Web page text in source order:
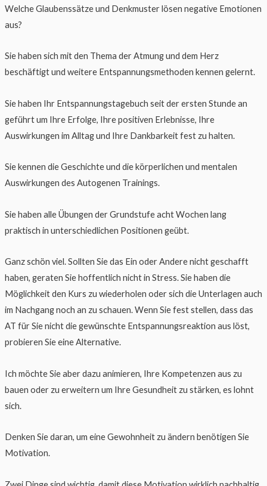
Welche Glaubenssätze und Denkmuster lösen negative Emotionen
aus?
Sie haben sich mit den Thema der Atmung und dem Herz
beschäftigt und weitere Entspannungsmethoden kennen gelernt.
Sie haben Ihr Entspannungstagebuch seit der ersten Stunde an
geführt um Ihre Erfolge, Ihre positiven Erlebnisse, Ihre
Auswirkungen im Alltag und Ihre Dankbarkeit fest zu halten.
Sie kennen die Geschichte und die körperlichen und mentalen
Auswirkungen des Autogenen Trainings.
Sie haben alle Übungen der Grundstufe acht Wochen lang
praktisch in unterschiedlichen Positionen geübt.
Ganz schön viel. Sollten Sie das Ein oder Andere nicht geschafft
haben, geraten Sie hoffentlich nicht in Stress. Sie haben die
Möglichkeit den Kurs zu wiederholen oder sich die Unterlagen auch
im Nachgang noch an zu schauen. Wenn Sie fest stellen, dass das
AT für Sie nicht die gewünschte Entspannungsreaktion aus löst,
probieren Sie eine Alternative.
Ich möchte Sie aber dazu animieren, Ihre Kompetenzen aus zu
bauen oder zu erweitern um Ihre Gesundheit zu stärken, es lohnt
sich.
Denken Sie daran, um eine Gewohnheit zu ändern benötigen Sie
Motivation.